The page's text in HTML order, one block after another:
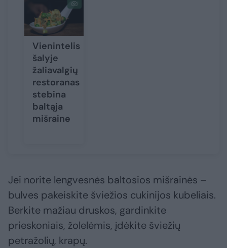
Vienintelis
šalyje
žaliavalgių
restoranas
stebina
baltąja
mišraine
Jei norite lengvesnės baltosios mišrainės –
bulves pakeiskite šviežios cukinijos kubeliais.
Berkite mažiau druskos, gardinkite
prieskoniais, žolelėmis, įdėkite šviežių
petražolių, krapų.